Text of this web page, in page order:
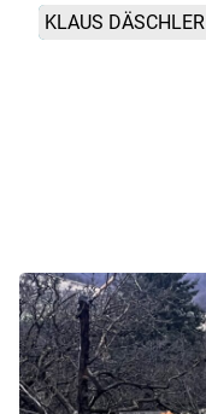
KLAUS DÄSCHLER